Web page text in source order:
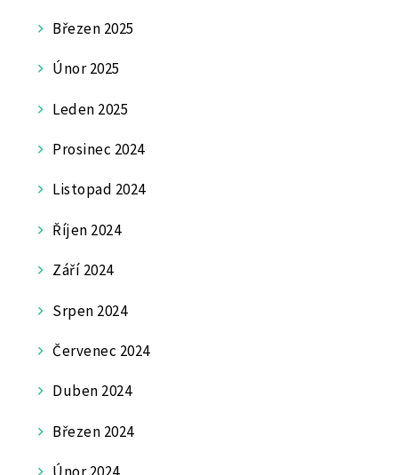
Březen 2025
Únor 2025
Leden 2025
Prosinec 2024
Listopad 2024
Říjen 2024
Září 2024
Srpen 2024
Červenec 2024
Duben 2024
Březen 2024